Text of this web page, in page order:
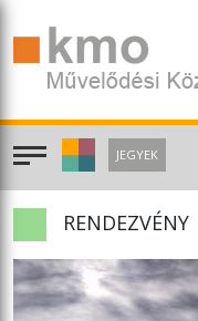
JEGYEK
RENDEZVÉNY